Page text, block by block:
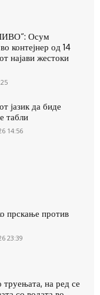
Осум
контејнер од 14
најави жестоки
јазик да биде
табли
14:56
прскање против
23:39
на ред се